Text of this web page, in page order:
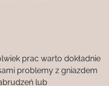
prac warto dokładnie
problemy z gniazdem
lub